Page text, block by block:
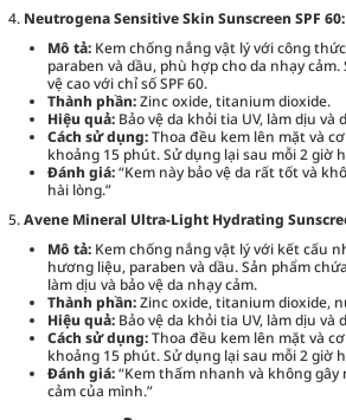
Neutrogena Sensitive Skin Sunscreen SPF 60:
Mô tả: Kem chống nắng vật lý với công
paraben và dầu, phù hợp cho da nhạy
vệ cao với chỉ số SPF 60.
Thành phần:Zinc oxide, titanium dioxide.
Hiệu quả: Bảo vệ da khỏi tia UV, làm dịu và
Cách sử dụng:Thoa đều kem lên mặt và
khoảng 15 phút. Sử dụng lại sau mỗi 2 giờ
Đánh giá:“Kem này bảo vệ da rất tốt và
hài lòng.”
Avene Mineral Ultra-Light Hydrating
Mô tả: Kem chống nắng vật lý với kết cấu
hương liệu, paraben và dầu. Sản phẩm
làm dịu và bảo vệ da nhạy cảm.
Thành phần:Zinc oxide, titanium dioxide,
Hiệu quả: Bảo vệ da khỏi tia UV, làm dịu và
Cách sử dụng:Thoa đều kem lên mặt và
khoảng 15 phút. Sử dụng lại sau mỗi 2 giờ
Đánh giá:“Kem thấm nhanh và không
cảm của mình.”